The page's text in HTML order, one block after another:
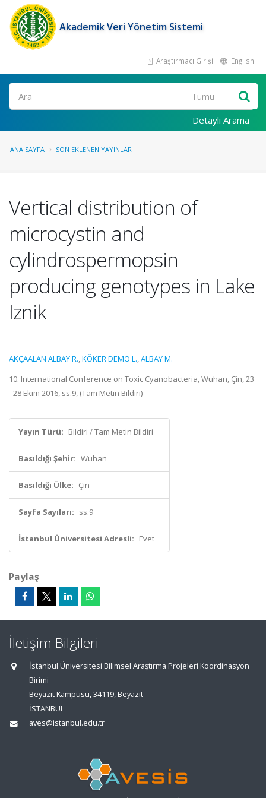
Akademik Veri Yönetim Sistemi
Araştırmacı Girişi English
Ara
Detaylı Arama
ANA SAYFA SON EKLENEN YAYINLAR
Vertical distribution of
microcystin and
cylindrospermopsin
producing genotypes in Lake
Iznik
AKÇAALAN ALBAY R.,KÖKER DEMO L.,ALBAY M.
10. International Conference on Toxic Cyanobacteria, Wuhan, Çin, 23
- 28 Ekim 2016, ss.9, (Tam Metin Bildiri)
Yayın Türü: Bildiri / Tam Metin Bildiri
Basıldığı Şehir: Wuhan
Basıldığı Ülke: Çin
Sayfa Sayıları: ss.9
İstanbul Üniversitesi Adresli: Evet
Paylaş
İletişim Bilgileri
İstanbul Üniversitesi Bilimsel Araştırma Projeleri Koordinasyon
Birimi
Beyazıt Kampüsü, 34119, Beyazıt
İSTANBUL
aves@istanbul.edu.tr